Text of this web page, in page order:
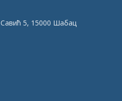
5, 15000 Шабац